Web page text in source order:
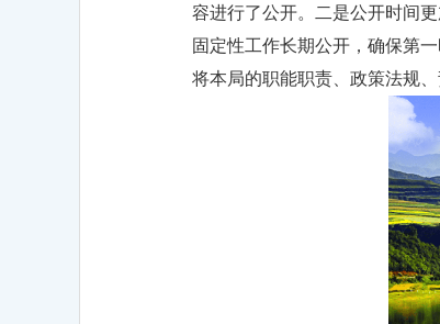
容进行了公开。二是公开时间
固定性工作长期公开，确保第
将本局的职能职责、政策法规